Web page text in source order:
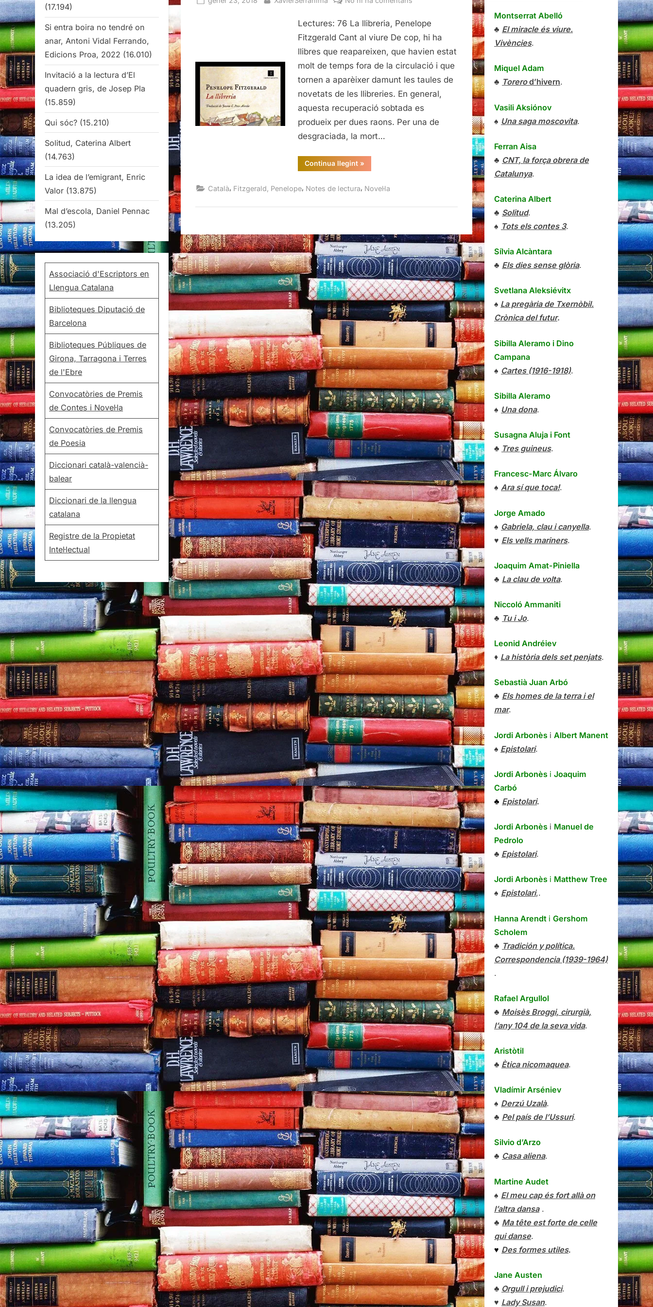
llibreria,
Penelope
Fitzgerald
Lectures: 76 La llibreria, Penelope
Fitzgerald Cant al viure De cop, hi ha
llibres que reapareixen, que havien estat
molt de temps fora de la circulació i que
tornen a aparèixer damunt les taules de
novetats de les llibreries. En general,
aquesta recuperació sobtada es
produeix per dues raons. Per una de
desgraciada, la mort…
Continua llegint“La
llibreria,
»
Català, Fitzgerald, Penelope, Notes de lectura, Novel·la
(17.194)
Si entra boira no tendré on
anar, Antoni Vidal Ferrando,
Edicions Proa, 2022 (16.010)
Invitació a la lectura d’El
quadern gris, de Josep Pla
(15.859)
Qui sóc? (15.210)
Solitud, Caterina Albert
(14.763)
La idea de l’emigrant, Enric
Valor (13.875)
Mal d’escola, Daniel Pennac
(13.205)
Associació d'Escriptors en
Llengua Catalana
Biblioteques Diputació de
Barcelona
Biblioteques Públiques de
Girona, Tarragona i Terres
de l'Ebre
Convocatòries de Premis
de Contes i Novel·la
Convocatòries de Premis
de Poesia
Diccionari català-valencià-
balear
Diccionari de la llengua
catalana
Registre de la Propietat
Intel·lectual
Montserrat Abelló
♣ El miracle és viure.
Vivències.
Miquel Adam
♣ Torerod’hivern.
Vasili Aksiónov
♠ Una saga moscovita.
Ferran Aisa
♣ CNT, la força obrera de
Catalunya.
Caterina Albert
♣ Solitud.
♠ Tots els contes 3.
Sílvia Alcàntara
♣ Els dies sense glòria.
Svetlana Aleksiévitx
♠ La pregària de Txernòbil.
Crònica del futur.
Sibilla Aleramo i Dino
Campana
♠ Cartes (1916-1918).
Sibilla Aleramo
♠ Una dona.
Susagna Aluja i Font
♣ Tres guineus.
Francesc-Marc Álvaro
♠ Ara sí que toca!.
Jorge Amado
♠ Gabriela, clau i canyella.
♥ Els vells mariners.
Joaquim Amat-Piniella
♣ La clau de volta.
Niccoló Ammaniti
♣ Tu i Jo.
Leonid Andréiev
♦ La història dels set penjats.
Sebastià Juan Arbó
♣ Els homes de la terra i el
mar.
Jordi Arbonès i Albert Manent
♠ Epistolari.
Jordi Arbonès i Joaquim
Carbó
♣ Epistolari.
Jordi Arbonès i Manuel de
Pedrolo
♣ Epistolari.
Jordi Arbonès i Matthew Tree
♠ Epistolari,.
Hanna Arendt i Gershom
Scholem
♣ Tradición y política.
Correspondencia (1939-1964)
.
Rafael Argullol
♣ Moisès Broggi, cirurgià,
l’any 104 de la seva vida.
Aristòtil
♣ Ètica nicomaquea.
Vladímir Arséniev
♠ Derzú Uzalà.
♣ Pel país de l’Ussuri.
Silvio d’Arzo
♣ Casa aliena.
Martine Audet
♠ El meu cap és fort allà on
l’altra dansa.
♣ Ma tête est forte de celle
qui danse.
♥ Des formes utiles.
Jane Austen
♣ Orgull i prejudici.
♥ Lady Susan.